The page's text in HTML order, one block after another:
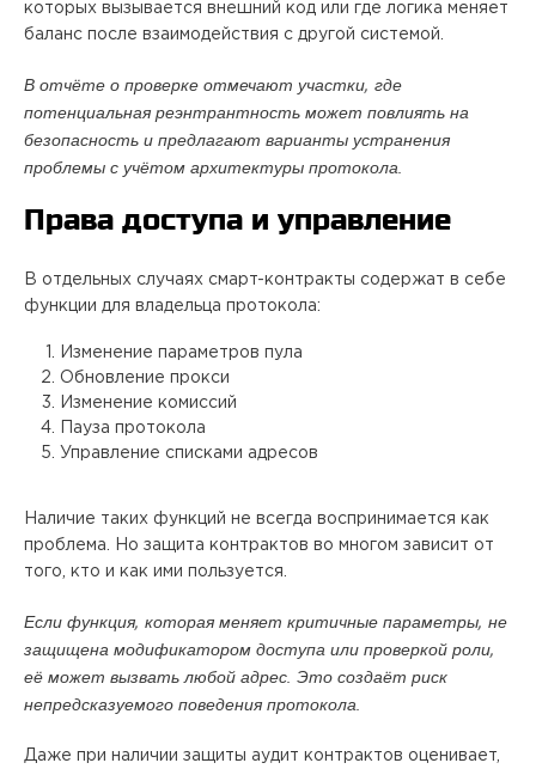
которых вызывается внешний код или где логика меняет
баланс после взаимодействия с другой системой.
В отчёте о проверке отмечают участки, где
потенциальная реэнтрантность может повлиять на
безопасность и предлагают варианты устранения
проблемы с учётом архитектуры протокола.
Права доступа и управление
В отдельных случаях смарт-контракты содержат в себе
функции для владельца протокола:
Изменение параметров пула
Обновление прокси
Изменение комиссий
Пауза протокола
Управление списками адресов
Наличие таких функций не всегда воспринимается как
проблема. Но защита контрактов во многом зависит от
того, кто и как ими пользуется.
Если функция, которая меняет критичные параметры, не
защищена модификатором доступа или проверкой роли,
её может вызвать любой адрес. Это создаёт риск
непредсказуемого поведения протокола.
Даже при наличии защиты аудит контрактов оценивает,